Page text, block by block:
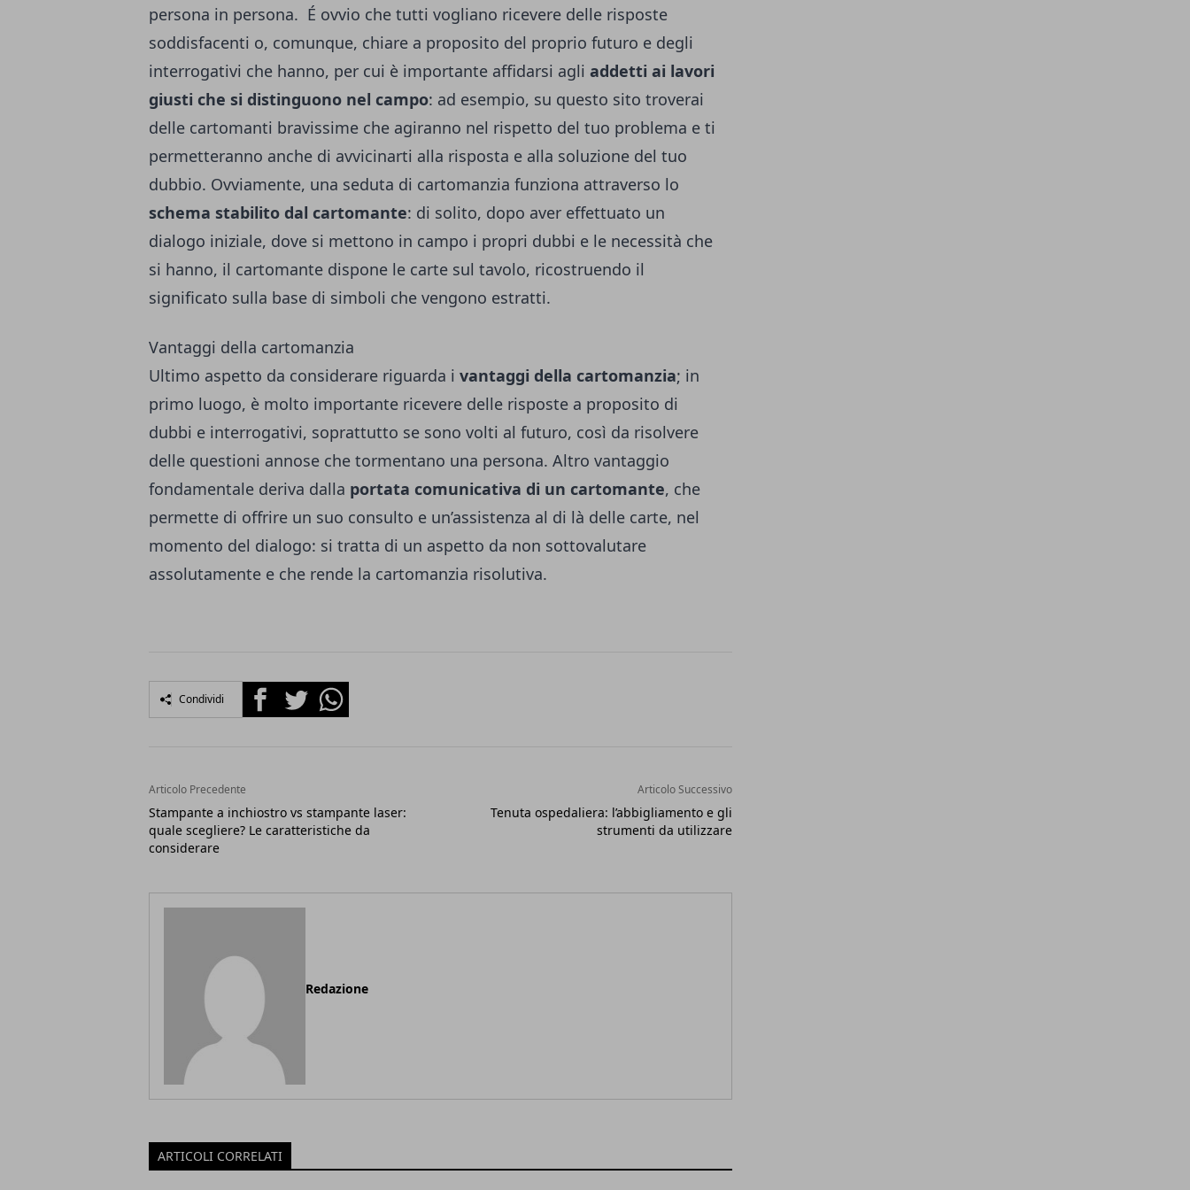
persona in persona. É ovvio che tutti vogliano ricevere delle risposte
soddisfacenti o, comunque, chiare a proposito del proprio futuro e degli
interrogativi che hanno, per cui è importante affidarsi agli addetti ai lavori
giusti che si distinguono nel campo: ad esempio, su questo sito troverai
delle cartomanti bravissime che agiranno nel rispetto del tuo problema e ti
permetteranno anche di avvicinarti alla risposta e alla soluzione del tuo
dubbio. Ovviamente, una seduta di cartomanzia funziona attraverso lo
schema stabilito dal cartomante: di solito, dopo aver effettuato un
dialogo iniziale, dove si mettono in campo i propri dubbi e le necessità che
si hanno, il cartomante dispone le carte sul tavolo, ricostruendo il
significato sulla base di simboli che vengono estratti.
Vantaggi della cartomanzia
Ultimo aspetto da considerare riguarda i vantaggi della cartomanzia; in
primo luogo, è molto importante ricevere delle risposte a proposito di
dubbi e interrogativi, soprattutto se sono volti al futuro, così da risolvere
delle questioni annose che tormentano una persona. Altro vantaggio
fondamentale deriva dalla portata comunicativa di un cartomante, che
permette di offrire un suo consulto e un’assistenza al di là delle carte, nel
momento del dialogo: si tratta di un aspetto da non sottovalutare
assolutamente e che rende la cartomanzia risolutiva.
Condividi FacebookTwitterWhatsapp
Articolo Precedente
Stampante a inchiostro vs stampante laser:
quale scegliere? Le caratteristiche da
considerare
Articolo Successivo
Tenuta ospedaliera: l’abbigliamento e gli
strumenti da utilizzare
Redazione
ARTICOLI CORRELATI